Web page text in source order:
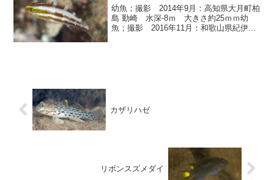
幼魚；撮影 2014年9月：高知県大月町柏
島 勤崎 水深-8ｍ 大きさ約25ｍｍ幼
魚；撮影 2016年11月：和歌山県紀伊大
カザリハゼ
リボンスズメダイ